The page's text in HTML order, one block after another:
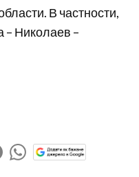
В частности,
– Николаев –